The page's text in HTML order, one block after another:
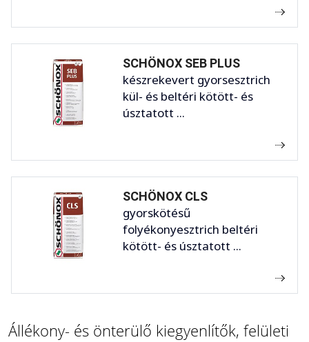
SCHÖNOX SEB PLUS
készrekevert gyorsesztrich
kül- és beltéri kötött- és
úsztatott ...
SCHÖNOX CLS
gyorskötésű
folyékonyesztrich beltéri
kötött- és úsztatott ...
Állékony- és önterülő kiegyenlítők, felületi